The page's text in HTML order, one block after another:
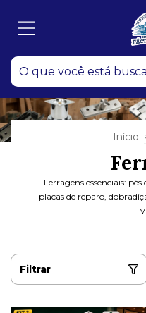
Início
Ferragens essenciais:
placas de reparo,
Filtrar